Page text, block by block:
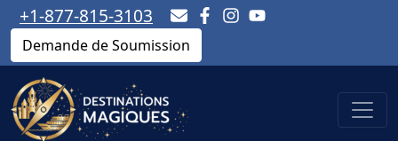
+1-877-815-3103
Demande de Soumission